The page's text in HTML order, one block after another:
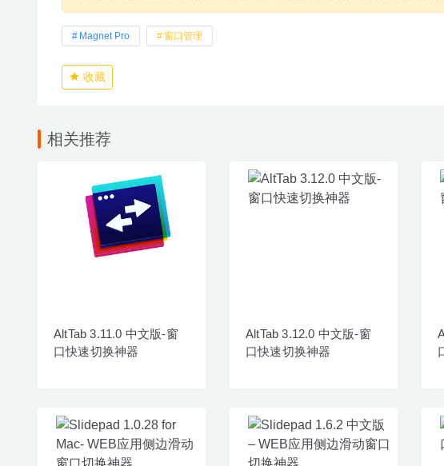
Magnet Pro 窗口管理
收藏
相关推荐
AltTab 3.11.0 中文版-窗
口快速切换神器
AltTab 3.12.0 中文版-窗
口快速切换神器